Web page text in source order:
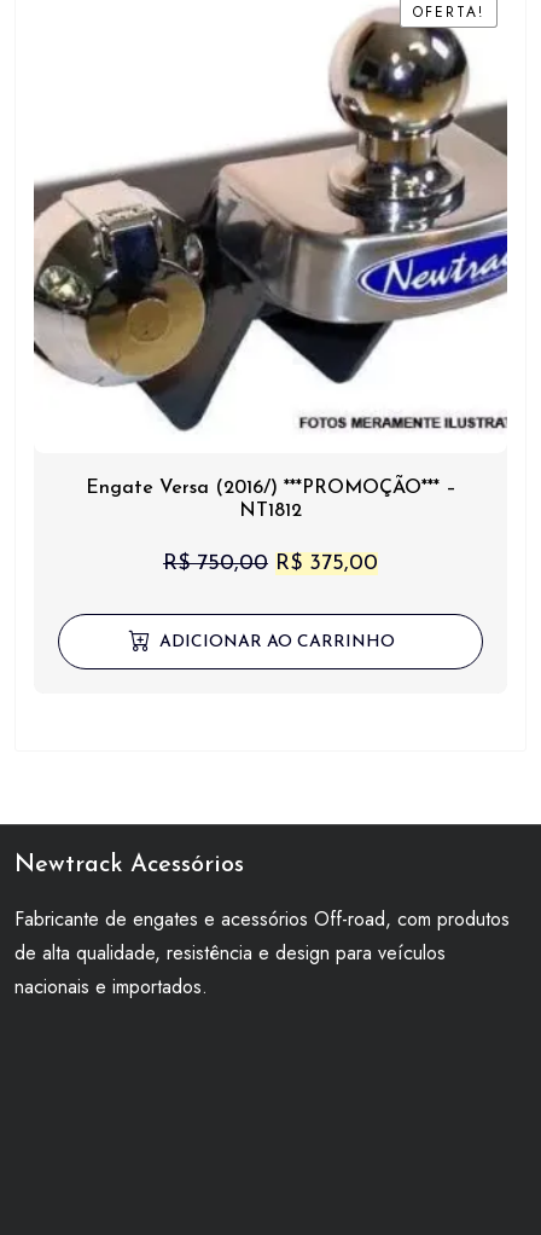
OFERTA!
OFERTA!
Engate Versa (2016/) ***PROMOÇÃO*** –
NT1812
R$750,00 O
original
R$ 375,00
atual
ADICIONAR AO CARRINHO
Newtrack Acessórios
Fabricante de engates e acessórios Off-road, com produtos
de alta qualidade, resistência e design para veículos
nacionais e importados.